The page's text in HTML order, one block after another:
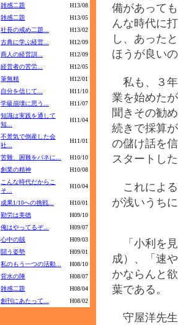
雑感二題
H13/08
雑感二題
H13/05
社長の戒め二題...
H13/02
古典に学ぶ経営...
H12/09
商人の経営訓...
H12/09
経営者の苦労...
H12/05
筆無精
H12/01
自分を信じて...
H11/10
学級崩壊に思う... H11/07
知識は実践を通して
知...
H11/04
不景気で倒産した会
社...
H11/01
苦難、困難をバネに...
H10/10
創業の精神 H10/08
こんな時代だからこ
そ...
H10/04
成果1/10への挑戦...
H10/01
勤労は美徳
H09/10
俺はやってるぞ...
H09/07
心中の賊
H09/03
闘う姿勢
H09/01
私のもう一つの活動...
H08/10
背水の陣
H08/07
雑感二題
H08/04
創刊にあたって... H08/02
備があって
んな時代に
し、あった
ほうが良い
私も、３年
業を始めた
聞きその勧
続きで採算
の儲け話を
スタートし
これによる
が浅いうち
「小利を
成）、「速
かならんと
葉である。
守屋洋先生